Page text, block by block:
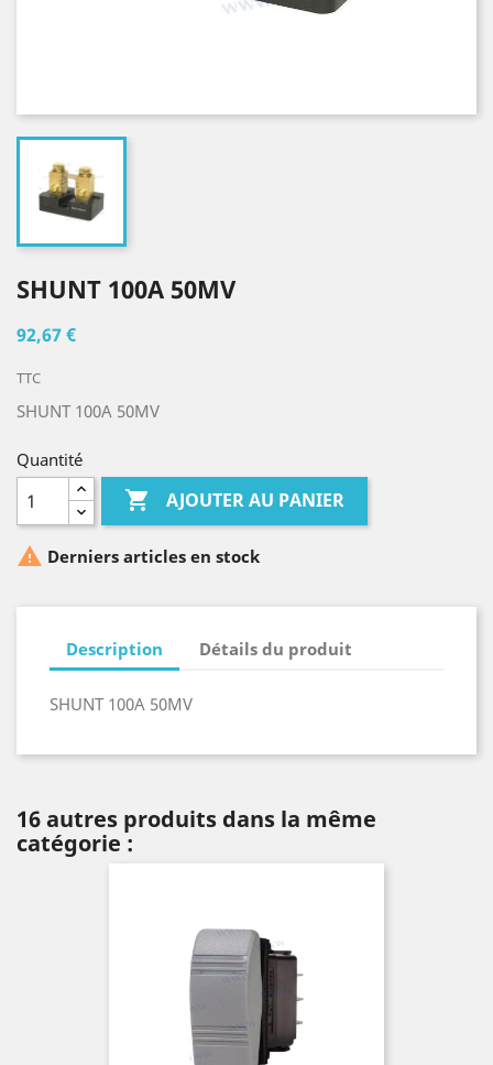
SHUNT 100A 50MV
92,67 €
TTC
SHUNT 100A 50MV
Quantité
 AJOUTER AU PANIER
 Derniers articles en stock
Description Détails du produit
SHUNT 100A 50MV
16 autres produits dans la même
catégorie :